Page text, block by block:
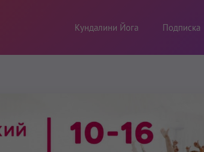
Кундалини Йога Подписка